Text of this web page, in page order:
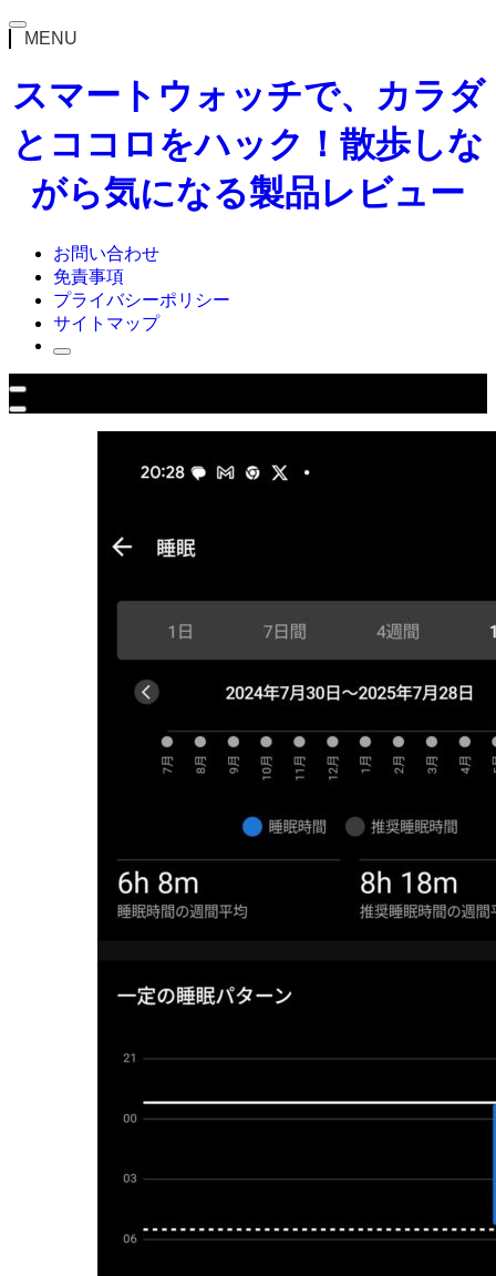
MENU
スマートウォッチで、カラダ
とココロをハック！散歩しな
がら気になる製品レビュー
お問い合わせ
免責事項
プライバシーポリシー
サイトマップ